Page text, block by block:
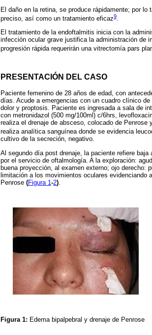
El daño en la retina, se produce rápidamente; por
preciso, así como un tratamiento eficaz9.
El tratamiento de la endoftalmitis inicia con la
infección ocular grave justifica la administración de
progresión rápida requerirán una vitrectomía pars
PRESENTACIÓN DEL CASO
Paciente femenino de 28 años de edad, con
días. Acude a emergencias con un cuadro clínico
dolor y proptosis. Paciente es ingresada a sala de
con metronidazol (500 mg/100ml) c/6hrs,
realiza el drenaje de absceso, colocado de
realiza analítica sanguínea donde se evidencia
cultivo de la secreción, negativo.
Al segundo día post drenaje, la paciente refiere
por el servicio de oftalmología. A la exploración:
buena proyección, al examen externo; ojo derecho:
limitación a los movimientos oculares evidenciando
Penrose (Figura 1-2)
Figura 1: Edema bipalpebral y drenaje de Penrose